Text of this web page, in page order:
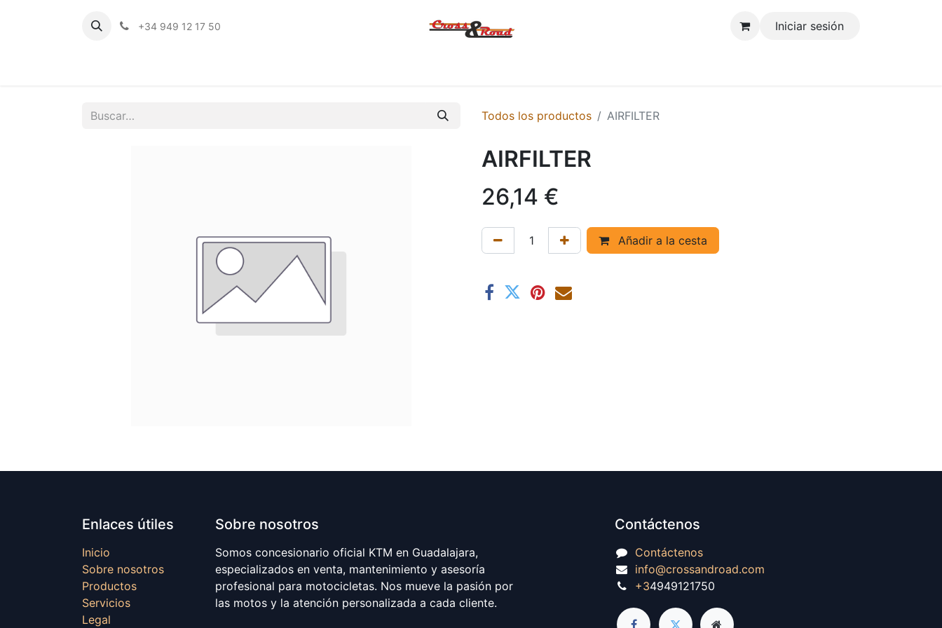
+34 949 12 17 50 Iniciar sesión
Todos los productos AIRFILTER
AIRFILTER
26,14 €
Añadir a la cesta
Enlaces útiles
Inicio
Sobre nosotros
Productos
Servicios
Legal
Sobre nosotros
Somos concesionario oficial KTM en Guadalajara,
especializados en venta, mantenimiento y asesoría
profesional para motocicletas. Nos mueve la pasión por
las motos y la atención personalizada a cada cliente.
Contáctenos
Contáctenos
info@crossandroad.com
+34949121750